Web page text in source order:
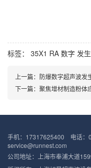
标签： 35X1 RA 数字 发
上一篇： 防爆数字超声波发
下一篇： 聚焦增材制造粉体应
手机：17317625400 电话：
service@runnest.com
公司地址：上海市奉浦大道